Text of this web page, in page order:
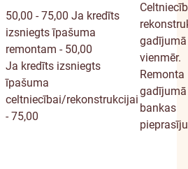
50,00 - 75,00 Ja kredīts
izsniegts īpašuma
remontam - 50,00
Ja kredīts izsniegts
īpašuma
celtniecībai/rekonstrukcijai
- 75,00
gadījumā
vienmēr.
Remonta
gadījumā
bankas